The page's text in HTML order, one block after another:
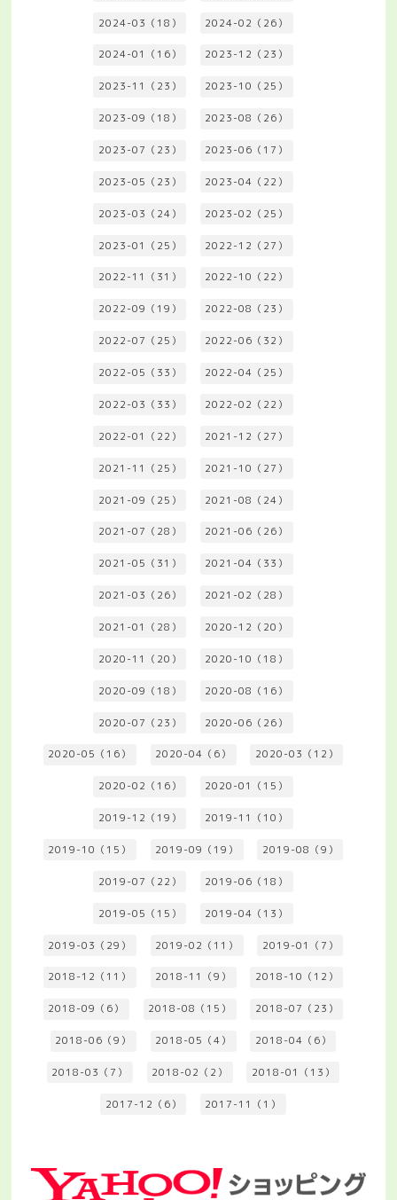
2024-03（18） 2024-02（26）
2024-01（16） 2023-12（23）
2023-11（23） 2023-10（25）
2023-09（18） 2023-08（26）
2023-07（23） 2023-06（17）
2023-05（23） 2023-04（22）
2023-03（24） 2023-02（25）
2023-01（25） 2022-12（27）
2022-11（31） 2022-10（22）
2022-09（19） 2022-08（23）
2022-07（25） 2022-06（32）
2022-05（33） 2022-04（25）
2022-03（33） 2022-02（22）
2022-01（22） 2021-12（27）
2021-11（25） 2021-10（27）
2021-09（25） 2021-08（24）
2021-07（28） 2021-06（26）
2021-05（31） 2021-04（33）
2021-03（26） 2021-02（28）
2021-01（28） 2020-12（20）
2020-11（20） 2020-10（18）
2020-09（18） 2020-08（16）
2020-07（23） 2020-06（26）
2020-05（16） 2020-04（6） 2020-03（12）
2020-02（16） 2020-01（15）
2019-12（19） 2019-11（10）
2019-10（15） 2019-09（19） 2019-08（9）
2019-07（22） 2019-06（18）
2019-05（15） 2019-04（13）
2019-03（29） 2019-02（11） 2019-01（7）
2018-12（11） 2018-11（9） 2018-10（12）
2018-09（6） 2018-08（15） 2018-07（23）
2018-06（9） 2018-05（4） 2018-04（6）
2018-03（7） 2018-02（2） 2018-01（13）
2017-12（6） 2017-11（1）